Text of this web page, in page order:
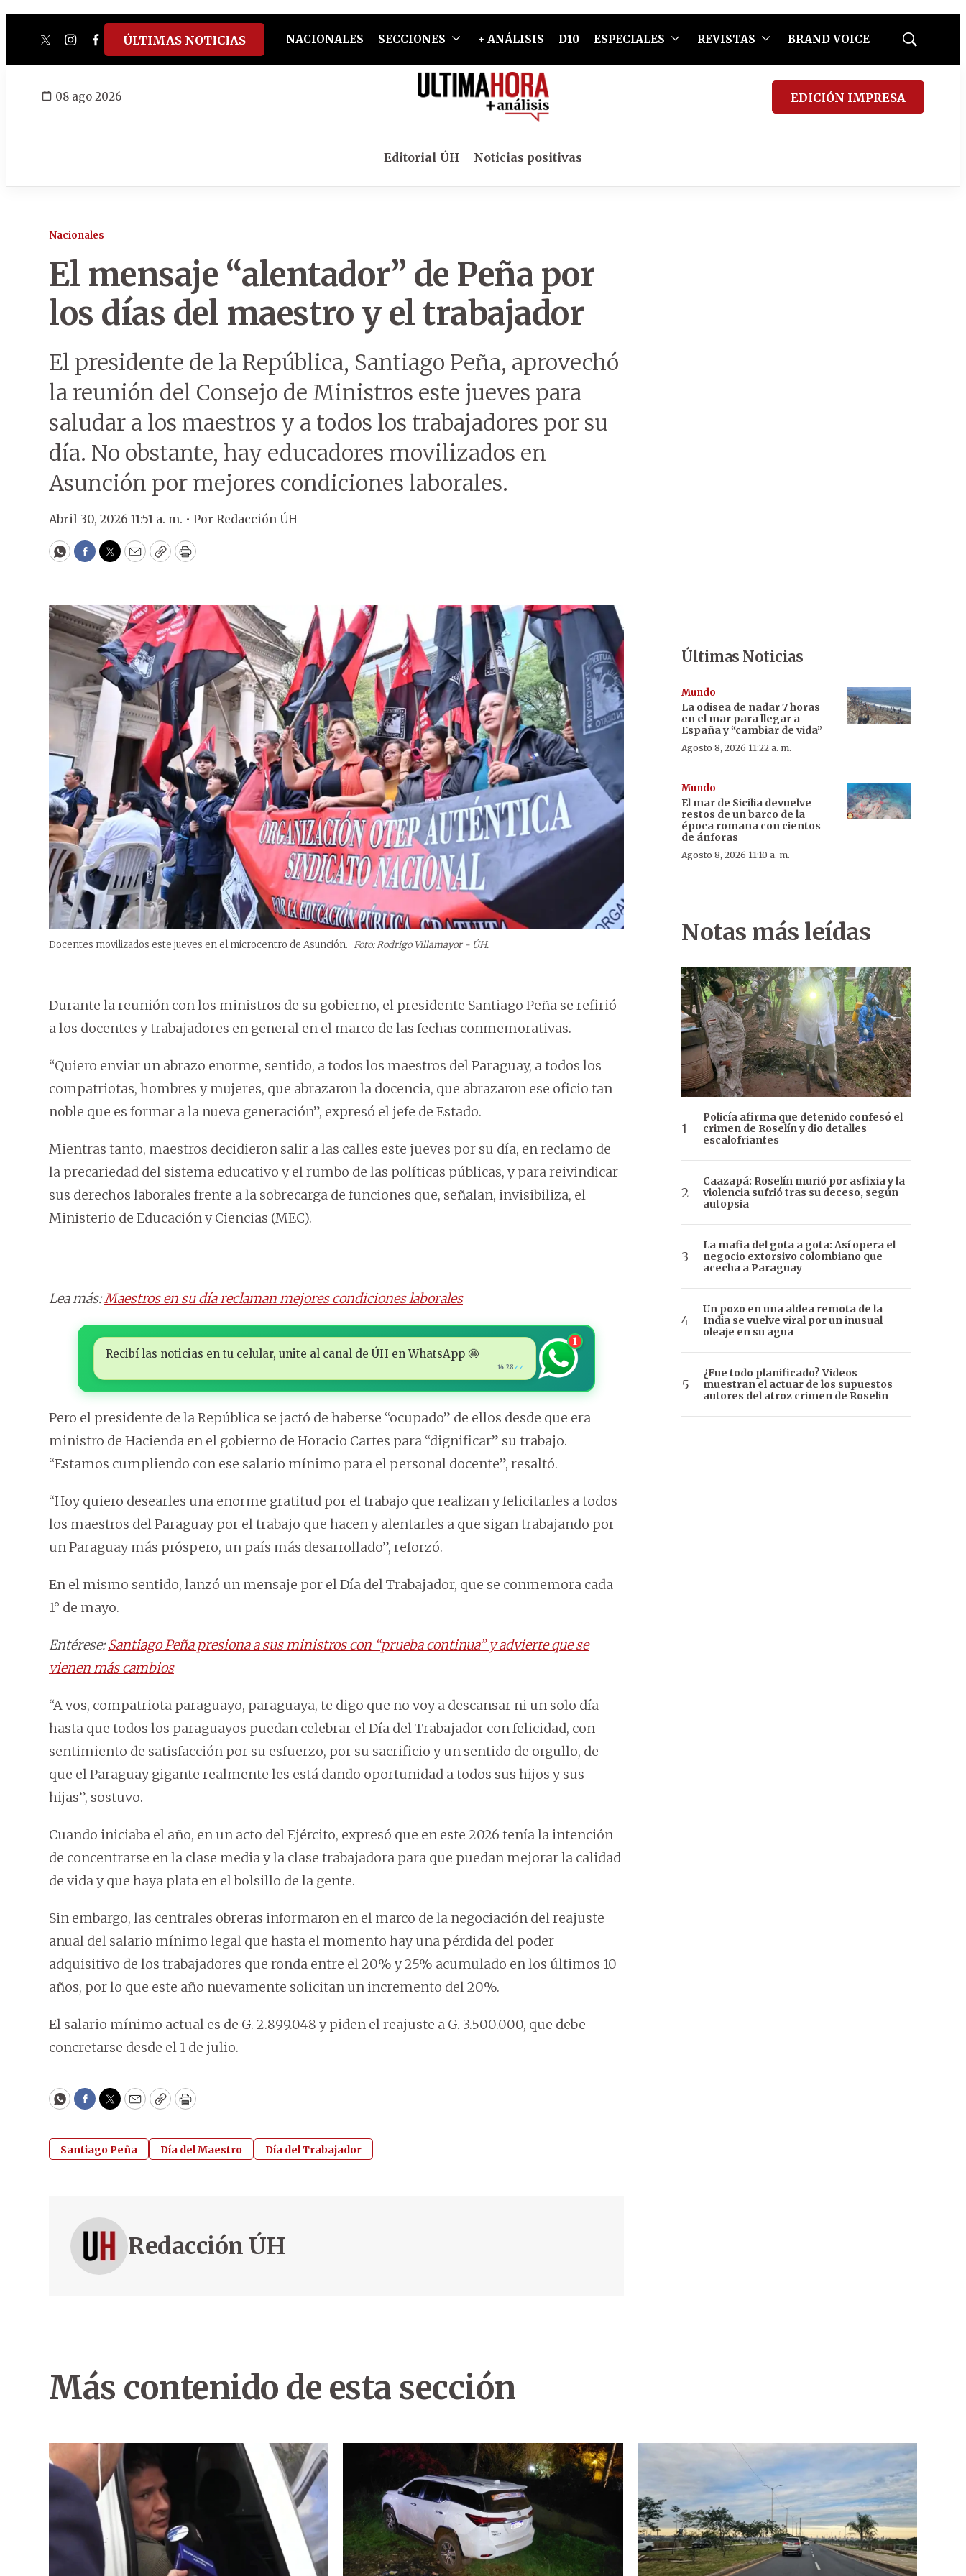
twitterinstagram
facebook
tiktokyoutube
spotify
ÚLTIMAS NOTICIAS NACIONALES SECCIONES + ANÁLISIS D10 ESPECIALES REVISTAS BRAND VOICE
Mostrar
08 ago 2026 EDICIÓN IMPRESA
Editorial ÚH Noticias positivas
Nacionales
El mensaje “alentador” de Peña por
los días del maestro y el trabajador
El presidente de la República, Santiago Peña, aprovechó
la reunión del Consejo de Ministros este jueves para
saludar a los maestros y a todos los trabajadores por su
día. No obstante, hay educadores movilizados en
Asunción por mejores condiciones laborales.
Abril 30, 2026 11:51 a. m. • Por Redacción ÚH
WhatsApp
Facebook
Twitter
EmailCopyPrint
Docentes movilizados este jueves en el microcentro de Asunción. Foto: Rodrigo Villamayor - ÚH.
Durante la reunión con los ministros de su gobierno, el presidente Santiago Peña se refirió
a los docentes y trabajadores en general en el marco de las fechas conmemorativas.
“Quiero enviar un abrazo enorme, sentido, a todos los maestros del Paraguay, a todos los
compatriotas, hombres y mujeres, que abrazaron la docencia, que abrazaron ese oficio tan
noble que es formar a la nueva generación”, expresó el jefe de Estado.
Mientras tanto, maestros decidieron salir a las calles este jueves por su día, en reclamo de
la precariedad del sistema educativo y el rumbo de las políticas públicas, y para reivindicar
sus derechos laborales frente a la sobrecarga de funciones que, señalan, invisibiliza, el
Ministerio de Educación y Ciencias (MEC).
Lea más:Maestros en su día reclaman mejores condiciones laborales
Recibí las noticias en tu celular, unite al canal de ÚH en WhatsApp 🤩
14:28 ✓✓
1
Pero el presidente de la República se jactó de haberse “ocupado” de ellos desde que era
ministro de Hacienda en el gobierno de Horacio Cartes para “dignificar” su trabajo.
“Estamos cumpliendo con ese salario mínimo para el personal docente”, resaltó.
“Hoy quiero desearles una enorme gratitud por el trabajo que realizan y felicitarles a todos
los maestros del Paraguay por el trabajo que hacen y alentarles a que sigan trabajando por
un Paraguay más próspero, un país más desarrollado”, reforzó.
En el mismo sentido, lanzó un mensaje por el Día del Trabajador, que se conmemora cada
1° de mayo.
Entérese:Santiago Peña presiona a sus ministros con “prueba continua” y advierte que se
vienen más cambios
“A vos, compatriota paraguayo, paraguaya, te digo que no voy a descansar ni un solo día
hasta que todos los paraguayos puedan celebrar el Día del Trabajador con felicidad, con
sentimiento de satisfacción por su esfuerzo, por su sacrificio y un sentido de orgullo, de
que el Paraguay gigante realmente les está dando oportunidad a todos sus hijos y sus
hijas”, sostuvo.
Cuando iniciaba el año, en un acto del Ejército, expresó que en este 2026 tenía la intención
de concentrarse en la clase media y la clase trabajadora para que puedan mejorar la calidad
de vida y que haya plata en el bolsillo de la gente.
Sin embargo, las centrales obreras informaron en el marco de la negociación del reajuste
anual del salario mínimo legal que hasta el momento hay una pérdida del poder
adquisitivo de los trabajadores que ronda entre el 20% y 25% acumulado en los últimos 10
años, por lo que este año nuevamente solicitan un incremento del 20%.
El salario mínimo actual es de G. 2.899.048 y piden el reajuste a G. 3.500.000, que debe
concretarse desde el 1 de julio.
WhatsApp
Facebook
Twitter
EmailCopyPrint
Santiago Peña Día del Maestro Día del Trabajador
Redacción ÚH
Últimas Noticias
Mundo
La odisea de nadar 7 horas
en el mar para llegar a
España y “cambiar de vida”
Agosto 8, 2026 11:22 a. m.
Mundo
El mar de Sicilia devuelve
restos de un barco de la
época romana con cientos
de ánforas
Agosto 8, 2026 11:10 a. m.
Notas más leídas
Policía afirma que detenido confesó el
crimen de Roselín y dio detalles
escalofriantes
Caazapá: Roselín murió por asfixia y la
violencia sufrió tras su deceso, según
autopsia
La mafia del gota a gota: Así opera el
negocio extorsivo colombiano que
acecha a Paraguay
Un pozo en una aldea remota de la
India se vuelve viral por un inusual
oleaje en su agua
¿Fue todo planificado? Videos
muestran el actuar de los supuestos
autores del atroz crimen de Roselin
Más contenido de esta sección